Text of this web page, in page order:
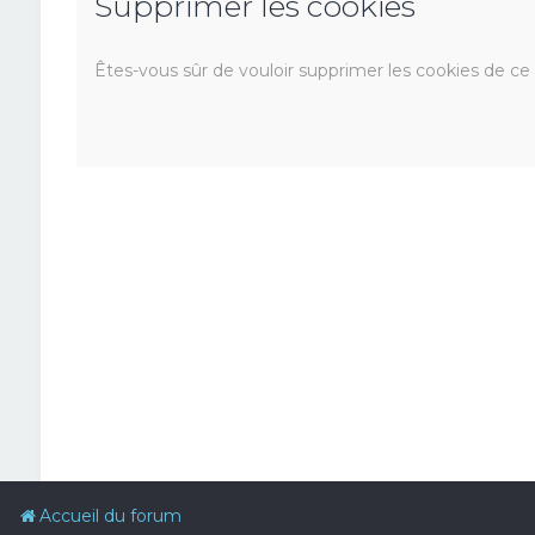
Êtes-vous sûr de vouloir supprimer les cookies de
Accueil du forum